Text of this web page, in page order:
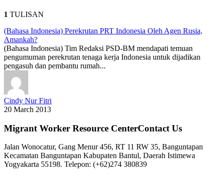
1 TULISAN
(Bahasa Indonesia) Perekrutan PRT Indonesia Oleh Agen Rusia,
Amankah?
(Bahasa Indonesia) Tim Redaksi PSD-BM mendapati temuan
pengumuman perekrutan tenaga kerja Indonesia untuk dijadikan
pengasuh dan pembantu rumah...
Cindy Nur Fitri
20 March 2013
Migrant Worker Resource CenterContact Us
Jalan Wonocatur, Gang Menur 456, RT 11 RW 35, Banguntapan
Kecamatan Banguntapan Kabupaten Bantul, Daerah Istimewa
Yogyakarta 55198. Telepon: (+62)274 380839